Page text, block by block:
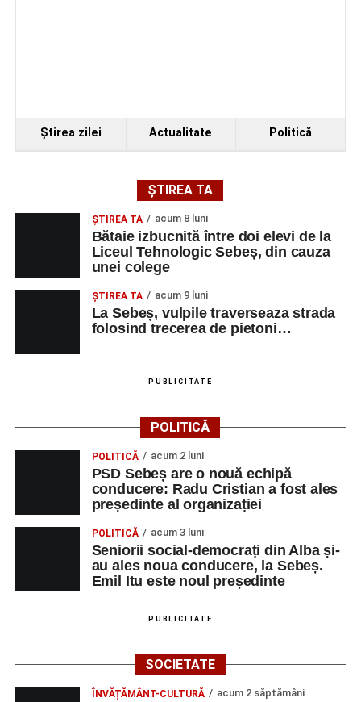
Ştirea zilei Actualitate Politică
ȘTIREA TA
ŞTIREA TA acum 8 luni
Bătaie izbucnită între doi elevi de la
Liceul Tehnologic Sebeș, din cauza
unei colege
ŞTIREA TA acum 9 luni
La Sebeș, vulpile traverseaza strada
folosind trecerea de pietoni…
PUBLICITATE
POLITICĂ
POLITICĂ acum 2 luni
PSD Sebeș are o nouă echipă
conducere: Radu Cristian a fost ales
președinte al organizației
POLITICĂ acum 3 luni
Seniorii social-democrați din Alba și-
au ales noua conducere, la Sebeș.
Emil Itu este noul președinte
PUBLICITATE
SOCIETATE
ÎNVĂȚĂMÂNT-CULTURĂ acum 2 săptămâni